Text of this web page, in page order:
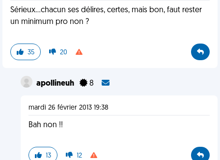
Sérieux...chacun ses délires, certes, mais bon, faut rester
un minimum pro non ?
35 20
apollineuh 8
mardi 26 février 2013 19:38
Bah non !!
13 12